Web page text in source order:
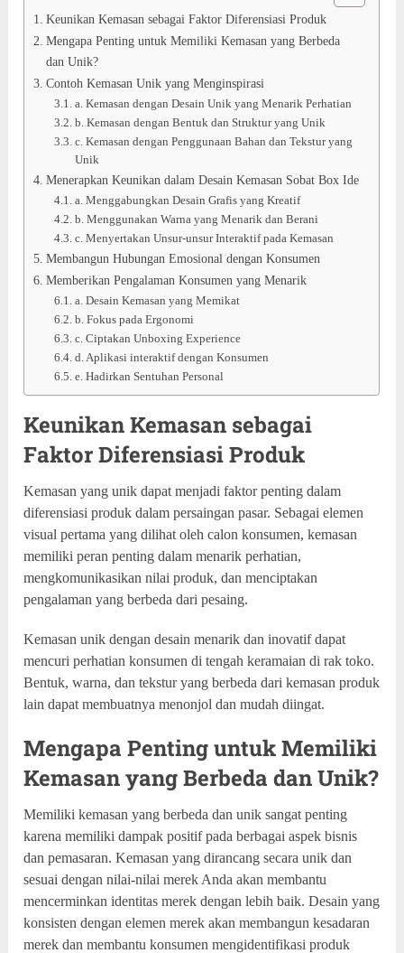
Keunikan Kemasan sebagai Faktor Diferensiasi Produk
Mengapa Penting untuk Memiliki Kemasan yang Berbeda
dan Unik?
Contoh Kemasan Unik yang Menginspirasi
a. Kemasan dengan Desain Unik yang Menarik Perhatian
b. Kemasan dengan Bentuk dan Struktur yang Unik
c. Kemasan dengan Penggunaan Bahan dan Tekstur yang
Unik
Menerapkan Keunikan dalam Desain Kemasan Sobat Box Ide
a. Menggabungkan Desain Grafis yang Kreatif
b. Menggunakan Warna yang Menarik dan Berani
c. Menyertakan Unsur-unsur Interaktif pada Kemasan
Membangun Hubungan Emosional dengan Konsumen
Memberikan Pengalaman Konsumen yang Menarik
a. Desain Kemasan yang Memikat
b. Fokus pada Ergonomi
c. Ciptakan Unboxing Experience
d. Aplikasi interaktif dengan Konsumen
e. Hadirkan Sentuhan Personal
Keunikan Kemasan sebagai
Faktor Diferensiasi Produk
Kemasan yang unik dapat menjadi faktor penting dalam
diferensiasi produk dalam persaingan pasar. Sebagai elemen
visual pertama yang dilihat oleh calon konsumen, kemasan
memiliki peran penting dalam menarik perhatian,
mengkomunikasikan nilai produk, dan menciptakan
pengalaman yang berbeda dari pesaing.
Kemasan unik dengan desain menarik dan inovatif dapat
mencuri perhatian konsumen di tengah keramaian di rak toko.
Bentuk, warna, dan tekstur yang berbeda dari kemasan produk
lain dapat membuatnya menonjol dan mudah diingat.
Mengapa Penting untuk Memiliki
Kemasan yang Berbeda dan Unik?
Memiliki kemasan yang berbeda dan unik sangat penting
karena memiliki dampak positif pada berbagai aspek bisnis
dan pemasaran. Kemasan yang dirancang secara unik dan
sesuai dengan nilai-nilai merek Anda akan membantu
mencerminkan identitas merek dengan lebih baik. Desain yang
konsisten dengan elemen merek akan membangun kesadaran
merek dan membantu konsumen mengidentifikasi produk